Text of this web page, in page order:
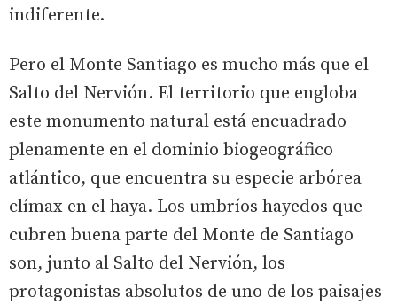
indiferente.
Pero el Monte Santiago es mucho más que el
Salto del Nervión. El territorio que engloba
este monumento natural está encuadrado
plenamente en el dominio biogeográfico
atlántico, que encuentra su especie arbórea
clímax en el haya. Los umbríos hayedos que
cubren buena parte del Monte de Santiago
son, junto al Salto del Nervión, los
protagonistas absolutos de uno de los paisajes